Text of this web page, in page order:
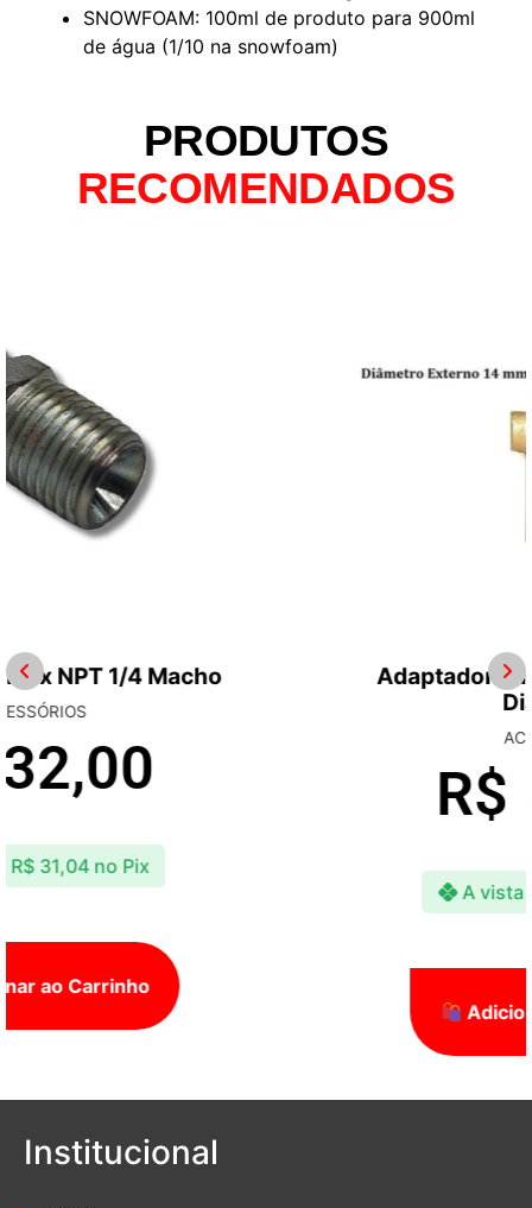
SNOWFOAM: 100ml de produto para 900ml
de água (1/10 na snowfoam)
PRODUTOS
RECOMENDADOS
Adaptador Para Snow Foam Wap
Institucional